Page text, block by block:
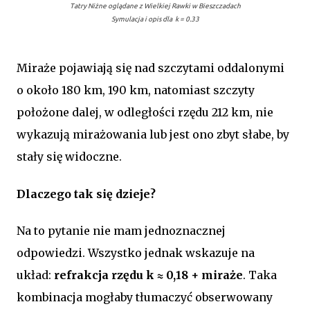
Tatry Niżne oglądane z Wielkiej Rawki w Bieszczadach
Symulacja i opis dla k = 0.33
Miraże pojawiają się nad szczytami oddalonymi
o około 180 km, 190 km, natomiast szczyty
położone dalej, w odległości rzędu 212 km, nie
wykazują mirażowania lub jest ono zbyt słabe, by
stały się widoczne.
Dlaczego tak się dzieje?
Na to pytanie nie mam jednoznacznej
odpowiedzi. Wszystko jednak wskazuje na
układ: refrakcja rzędu k ≈ 0,18 + miraże. Taka
kombinacja mogłaby tłumaczyć obserwowany